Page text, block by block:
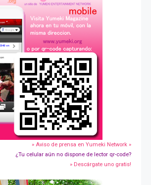
» Aviso de prensa en Yumeki Network »
¿Tu celular aún no dispone de lector qr-code?
» Descárgate uno gratis!